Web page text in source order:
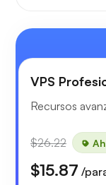
VPS
Recursos
$26.22
$15.87 /